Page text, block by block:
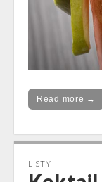
Read more →
LISTY